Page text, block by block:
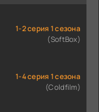
1-2 серия 1 сезона
(SoftBox)
1-4 серия 1 сезона
(Coldfilm)